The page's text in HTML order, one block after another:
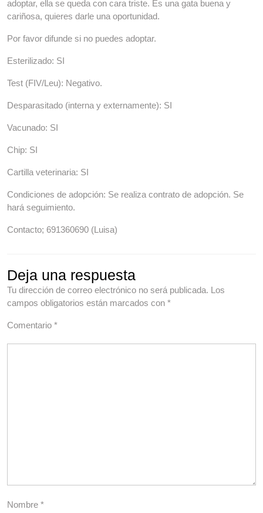
adoptar, ella se queda con cara triste. Es una gata buena y
cariñosa, quieres darle una oportunidad.
Por favor difunde si no puedes adoptar.
Esterilizado: SI
Test (FIV/Leu): Negativo.
Desparasitado (interna y externamente): SI
Vacunado: SI
Chip: SI
Cartilla veterinaria: SI
Condiciones de adopción: Se realiza contrato de adopción. Se
hará seguimiento.
Contacto; 691360690 (Luisa)
Deja una respuesta
Tu dirección de correo electrónico no será publicada. Los
campos obligatorios están marcados con *
Comentario *
Nombre *